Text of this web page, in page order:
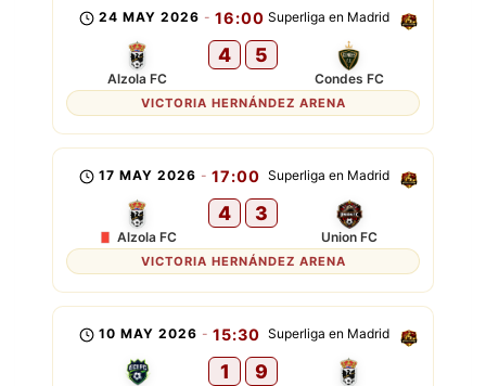
Superliga en Madrid
24 MAY 2026 - 16:00
Alzola FC
4 5
Condes FC
VICTORIA HERNÁNDEZ ARENA
Superliga en Madrid
17 MAY 2026 - 17:00
Alzola FC
4 3
Union FC
VICTORIA HERNÁNDEZ ARENA
Superliga en Madrid
10 MAY 2026 - 15:30
1 9